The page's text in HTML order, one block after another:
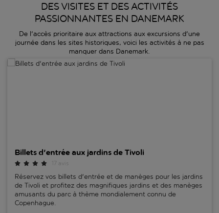
DES VISITES ET DES ACTIVITÉS
PASSIONNANTES EN DANEMARK
De l'accès prioritaire aux attractions aux excursions d'une
journée dans les sites historiques, voici les activités à ne pas
manquer dans Danemark.
Billets d'entrée aux jardins de Tivoli
Billets d'entrée aux jardins de Tivoli
17 avis
Réservez vos billets d'entrée et de manèges pour les jardins
de Tivoli et profitez des magnifiques jardins et des manèges
amusants du parc à thème mondialement connu de
Copenhague.